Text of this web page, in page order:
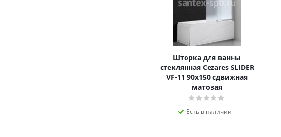
Шторка для ванны
стеклянная Cezares SLIDER
VF-11 90х150 сдвижная
матовая
Есть в наличии